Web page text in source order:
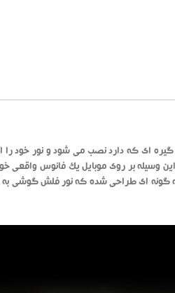
گیره ای که دارد نصب می شود و نور خود
وسیله بر روی موبایل یک فانوس
گونه ای طراحی شده که نور فلش گوشی به